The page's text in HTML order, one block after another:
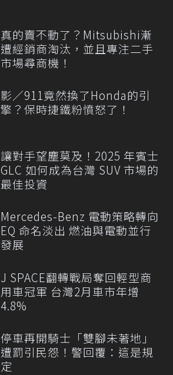
真的賣不動了？Mitsubishi漸
遭經銷商淘汰，並且專注二手
市場尋商機！
影／911竟然換了Honda的引
擎？保時捷鐵粉憤怒了！
讓對手望塵莫及！2025 年賓士
GLC 如何成為台灣 SUV 市場的
最佳投資
Mercedes-Benz 電動策略轉向
EQ 命名淡出 燃油與電動並行
發展
J SPACE翻轉戰局奪回輕型商
用車冠軍 台灣2月車市年增
4.8%
停車再開騎士「雙腳未著地」
遭罰引民怨！警回覆：這是規
定